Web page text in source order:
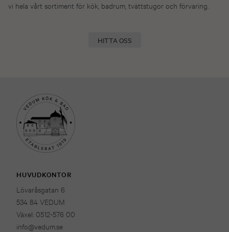
vi hela vårt sortiment för kök, badrum, tvättstugor och förvaring.
HITTA OSS
HUVUDKONTOR
Lövaråsgatan 6
534 84 VEDUM
Växel: 0512-576 00
info@vedum.se